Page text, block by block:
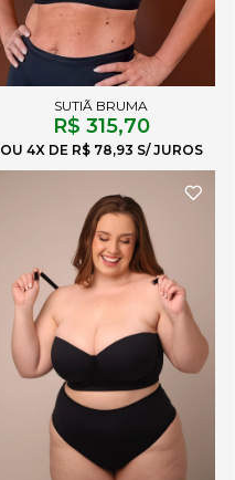
SUTIÃ BRUMA
R$ 315,70
4X R$ 78,93